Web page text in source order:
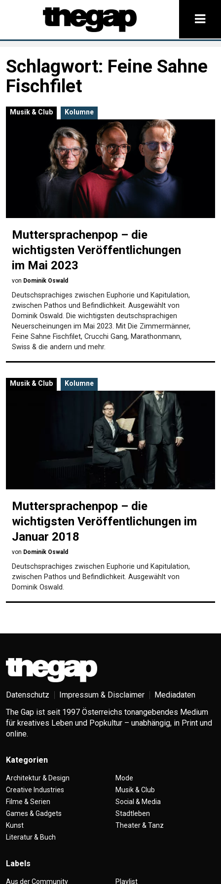
Schlagwort: Feine Sahne
Fischfilet
Musik & Club Kolumne
Muttersprachenpop – die
wichtigsten Veröffentlichungen
im Mai 2023
von Dominik Oswald
Deutschsprachiges zwischen Euphorie und Kapitulation,
zwischen Pathos und Befindlichkeit. Ausgewählt von
Dominik Oswald. Die wichtigsten deutschsprachigen
Neuerscheinungen im Mai 2023. Mit Die Zimmermänner,
Feine Sahne Fischfilet, Crucchi Gang, Marathonmann,
Swiss & die andern und mehr.
Musik & Club Kolumne
Muttersprachenpop – die
wichtigsten Veröffentlichungen im
Januar 2018
von Dominik Oswald
Deutschsprachiges zwischen Euphorie und Kapitulation,
zwischen Pathos und Befindlichkeit. Ausgewählt von
Dominik Oswald.
Datenschutz Impressum & Disclaimer
Mediadaten
The Gap ist seit 1997 Österreichs tonangebendes Medium
für kreatives Leben und Popkultur – unabhängig, in Print und
online.
Kategorien
Architektur & Design
Creative Industries
Filme & Serien
Games & Gadgets
Kunst
Literatur & Buch
Mode
Musik & Club
Social & Media
Stadtleben
Theater & Tanz
Labels
Aus der Community Playlist